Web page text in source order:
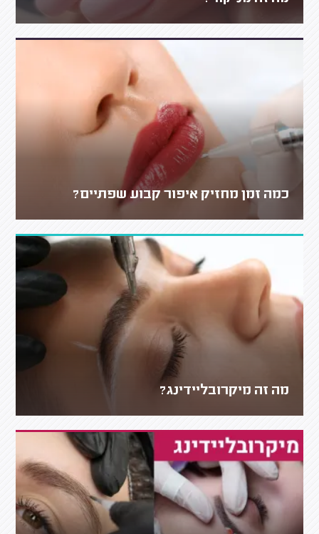
כמה זמן מחזיק איפור קבוע שפתיים?
מה זה מיקרובליידינג?